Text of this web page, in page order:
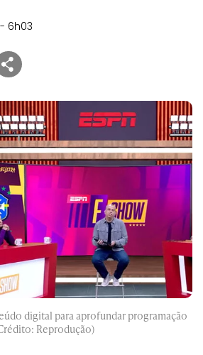
6h03
digital para aprofundar programação
Reprodução)